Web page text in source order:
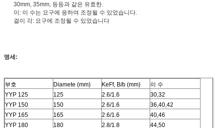
30mm, 35mm, 등등과 같은 유효한.
이: 이 수는 요구에 응하여 조정될 수 있었습니다.
걸이 각: 요구에 조정될 수 있었습니다
명세:
부호 Diamete (mm) KeFf, B/b (mm)
이 수
YYP 125
125 2.6/1.6
30,32
YYP 150
150 2.6/1.6
36,40,42
YYP 165
165 2.6/1.6
40,46
YYP 180
180 2.8/1.8
44,50